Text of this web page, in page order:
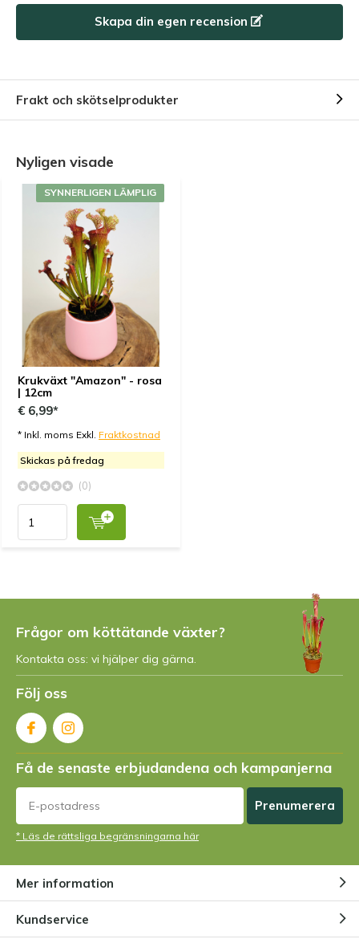
Skapa din egen recension
Frakt och skötselprodukter
Nyligen visade
Krukväxt "Amazon" - rosa
| 12cm
SYNNERLIGEN LÄMPLIG
€ 6,99*
* Inkl. moms Exkl. Fraktkostnad
Skickas på fredag
(0)
Frågor om köttätande växter?
Kontakta oss: vi hjälper dig gärna.
Följ oss
Få de senaste erbjudandena och kampanjerna
Prenumerera
* Läs de rättsliga begränsningarna här
Mer information
Kundservice